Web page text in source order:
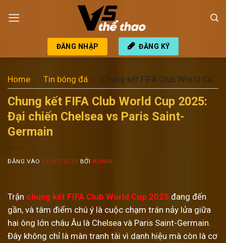
qua
ĐĂNG NHẬP ĐĂNG KÝ
Home Tin bóng đá
Chung kết FIFA Club World Cup
Chung kết FIFA Club World Cup 2025:
Đại chiến Chelsea vs Paris Saint-
Germain
ĐĂNG VÀO11/07/2025 BỞI ADMIN
Trận chung kết FIFA Club World Cup 2025 đang đến
gần, và tâm điểm chú ý là cuộc chạm trán nảy lửa giữa
hai ông lớn châu Âu là Chelsea và Paris Saint-Germain.
Đây không chỉ là màn tranh tài vì danh hiệu mà còn là cơ